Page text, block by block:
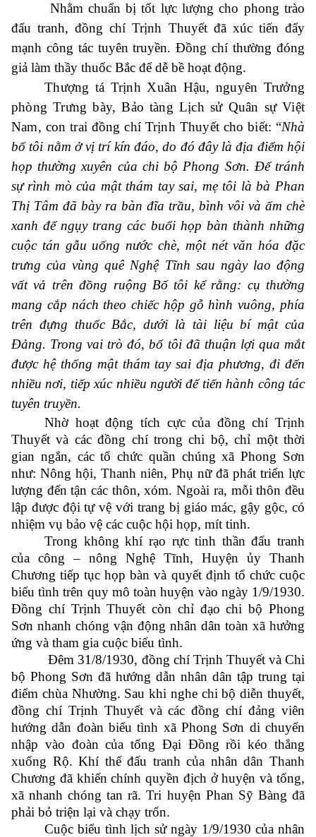
Nhằm chuẩn bị tốt lực lượng cho phong trào
đấu tranh, đồng chí Trịnh Thuyết đã xúc tiến đẩy
mạnh công tác tuyên truyền. Đồng chí thường đóng
giả làm thầy thuốc Bắc để dễ bề hoạt động.
Thượng tá Trịnh Xuân Hậu, nguyên Trưởng
phòng Trưng bày, Bảo tàng Lịch sử Quân sự Việt
Nam, con trai đồng chí Trịnh Thuyết chobiết: “Nhà
bố tôi nằm ở vị trí kín đáo, do đó đây là địa điểm hội
họp thường xuyên của chi bộ Phong Sơn. Để tránh
sự rình mò của mật thám tay sai, mẹ tôi là bà Phan
Thị Tâm đã bày ra bàn đĩa trầu, bình vôi và ấm chè
xanh để ngụy trang các buổi họp bàn thành những
cuộc tán gẫu uống nước chè, một nét văn hóa đặc
trưng của vùng quê Nghệ Tĩnh sau ngày lao động
vất vả trên đồng ruộng Bố tôi kể rằng: cụ thường
mang cắp nách theo chiếc hộp gỗ hình vuông, phía
trên đựng thuốc Bắc, dưới là tài liệu bí mật của
Đảng. Trong vai trò đó, bố tôi đã thuận lợi qua mắt
được hệ thống mật thám tay sai địa phương, đi đến
nhiều nơi, tiếp xúc nhiều người để tiến hành công tác
tuyên truyền.
Nhờ hoạt động tích cực của đồng chí Trịnh
Thuyết và các đồng chí trong chi bộ, chỉ một thời
gian ngắn, các tổ chức quần chúng xã Phong Sơn
như: Nông hội, Thanh niên, Phụ nữ đã phát triển lực
lượng đến tận các thôn, xóm. Ngoài ra, mỗi thôn đều
lập được đội tự vệ với trang bị giáo mác, gậy gộc, có
nhiệm vụ bảo vệ các cuộc hội họp, mít tinh.
Trong không khí rạo rực tinh thần đấu tranh
của công – nông Nghệ Tĩnh, Huyện ủy Thanh
Chương tiếp tục họp bàn và quyết định tổ chức cuộc
biểu tình trên quy mô toàn huyện vào ngày 1/9/1930.
Đồng chí Trịnh Thuyết còn chỉ đạo chi bộ Phong
Sơn nhanh chóng vận động nhân dân toàn xã hưởng
ứng và tham gia cuộc biểu tình.
Đêm 31/8/1930, đồng chí Trịnh Thuyết và Chi
bộ Phong Sơn đã hướng dẫn nhân dân tập trung tại
điểm chùa Nhường. Sau khi nghe chi bộ diễn thuyết,
đồng chí Trịnh Thuyết và các đồng chí đảng viên
hướng dẫn đoàn biểu tình xã Phong Sơn di chuyển
nhập vào đoàn của tổng Đại Đồng rồi kéo thẳng
xuống Rộ. Khí thế đấu tranh của nhân dân Thanh
Chương đã khiến chính quyền địch ở huyện và tổng,
xã nhanh chóng tan rã. Tri huyện Phan Sỹ Bàng đã
phải bỏ triện lại và chạy trốn.
Cuộc biểu tình lịch sử ngày 1/9/1930 của nhân